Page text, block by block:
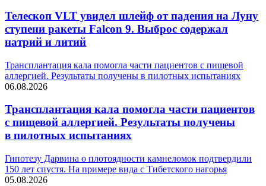
Телескоп VLT увидел шлейф от падения на Луну
ступени ракеты Falcon 9. Выброс содержал
натрий и литий
Трансплантация кала помогла части пациентов с пищевой
аллергией. Результаты получены в пилотных испытаниях
06.08.2026
Трансплантация кала помогла части пациентов
с пищевой аллергией. Результаты получены
в пилотных испытаниях
Гипотезу Дарвина о плотоядности камнеломок подтвердили
150 лет спустя. На примере вида с Тибетского нагорья
05.08.2026